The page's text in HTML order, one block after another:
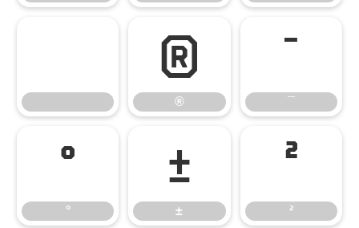
®
®
¯
¯
°
°
±
±
²
²